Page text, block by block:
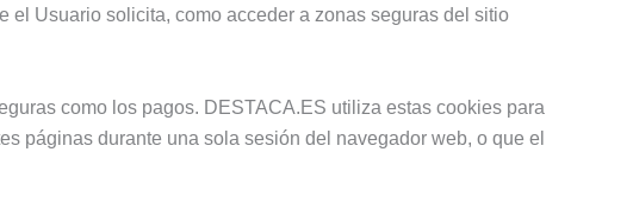
el Usuario solicita, como acceder a zonas seguras del sitio
como los pagos. DESTACA.ES utiliza estas cookies para
páginas durante una sola sesión del navegador web, o que el